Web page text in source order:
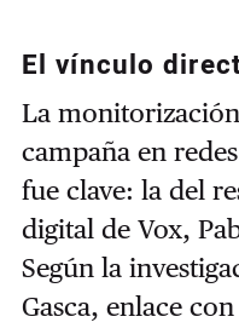
El vínculo
La
campaña en
fue clave: la del
digital de Vox,
Según la
Gasca, enlace